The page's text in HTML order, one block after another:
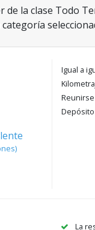
la clase Todo
Igual a
La